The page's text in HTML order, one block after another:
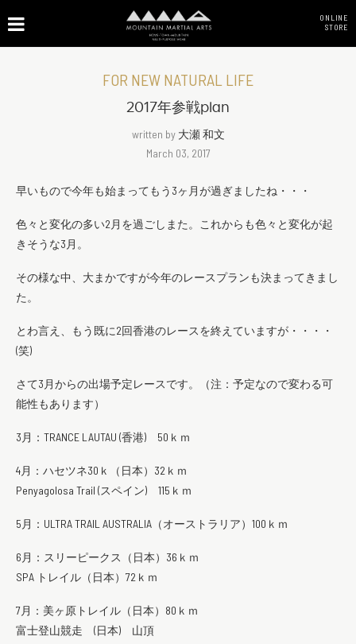
ONLINE
STORE
FOR NEW NATURAL LIFE
2017年参戦plan
written by 大瀬 和文
March 03, 2017
早いもので今年も始まってもう3ヶ月が過ぎましたね・・・
色々と変化の多い2月を過ごしまた。これからも色々と変化が起
きそうな3月。
その様な中、大まかですが今年のレースプランも決まってきまし
た。
とわ言え、もう既に2回香港のレースを終えていますが・・・・
(笑)
さて3月からの出場予定レースです。（注：予定なので変わる可
能性もあります）
3月：TRANCE LAUTAU (香港) 50ｋｍ
4月：ハセツネ30ｋ（日本）32ｋｍ
Penyagolosa Trail (スペイン) 115ｋｍ
5月：ULTRA TRAIL AUSTRALIA（オーストラリア）100ｋｍ
6月：スリーピークス（日本）36ｋｍ
SPA トレイル（日本）72ｋｍ
7月：美ヶ原トレイル（日本）80ｋｍ
富士登山競走 (日本) 山頂